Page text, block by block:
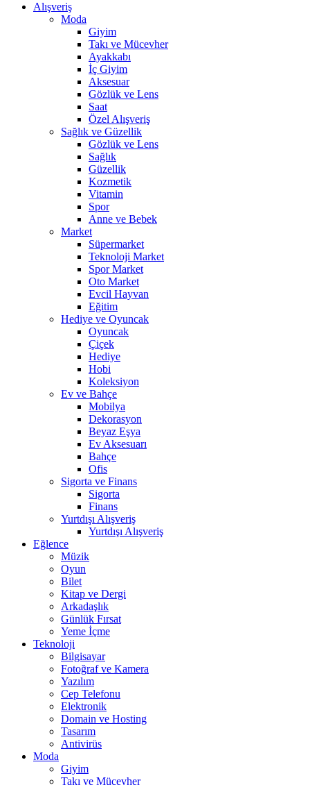
Alışveriş
Moda
Giyim
Takı ve Mücevher
Ayakkabı
İç Giyim
Aksesuar
Gözlük ve Lens
Saat
Özel Alışveriş
Sağlık ve Güzellik
Gözlük ve Lens
Sağlık
Güzellik
Kozmetik
Vitamin
Spor
Anne ve Bebek
Market
Süpermarket
Teknoloji Market
Spor Market
Oto Market
Evcil Hayvan
Eğitim
Hediye ve Oyuncak
Oyuncak
Çiçek
Hediye
Hobi
Koleksiyon
Ev ve Bahçe
Mobilya
Dekorasyon
Beyaz Eşya
Ev Aksesuarı
Bahçe
Ofis
Sigorta ve Finans
Sigorta
Finans
Yurtdışı Alışveriş
Yurtdışı Alışveriş
Eğlence
Müzik
Oyun
Bilet
Kitap ve Dergi
Arkadaşlık
Günlük Fırsat
Yeme İçme
Teknoloji
Bilgisayar
Fotoğraf ve Kamera
Yazılım
Cep Telefonu
Elektronik
Domain ve Hosting
Tasarım
Antivirüs
Moda
Giyim
Takı ve Mücevher